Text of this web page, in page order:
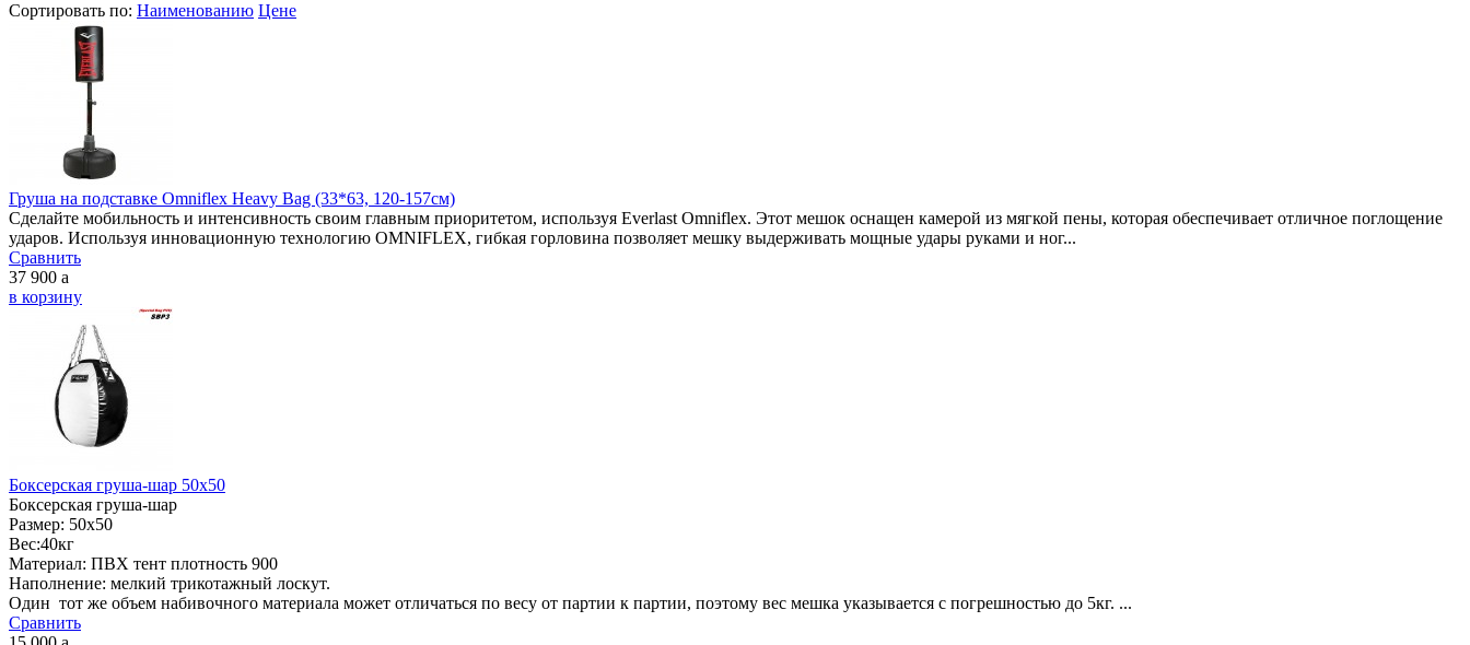
Сортировать по: Наименованию Цене
Груша на подставке Omniflex Heavy Bag (33*63, 120-157см)
Сделайте мобильность и интенсивность своим главным приоритетом, используя Everlast Omniflex. Этот мешок оснащен камерой из мягкой пены, которая обеспечивает отличное поглощение
ударов. Используя инновационную технологию OMNIFLEX, гибкая горловина позволяет мешку выдерживать мощные удары руками и ног...
Сравнить
37 900 a
в корзину
Боксерская груша-шар 50х50
Боксерская груша-шар
Размер: 50х50
Вес:40кг
Материал: ПВХ тент плотность 900
Наполнение: мелкий трикотажный лоскут.
Один тот же объем набивочного материала может отличаться по весу от партии к партии, поэтому вес мешка указывается с погрешностью до 5кг. ...
Сравнить